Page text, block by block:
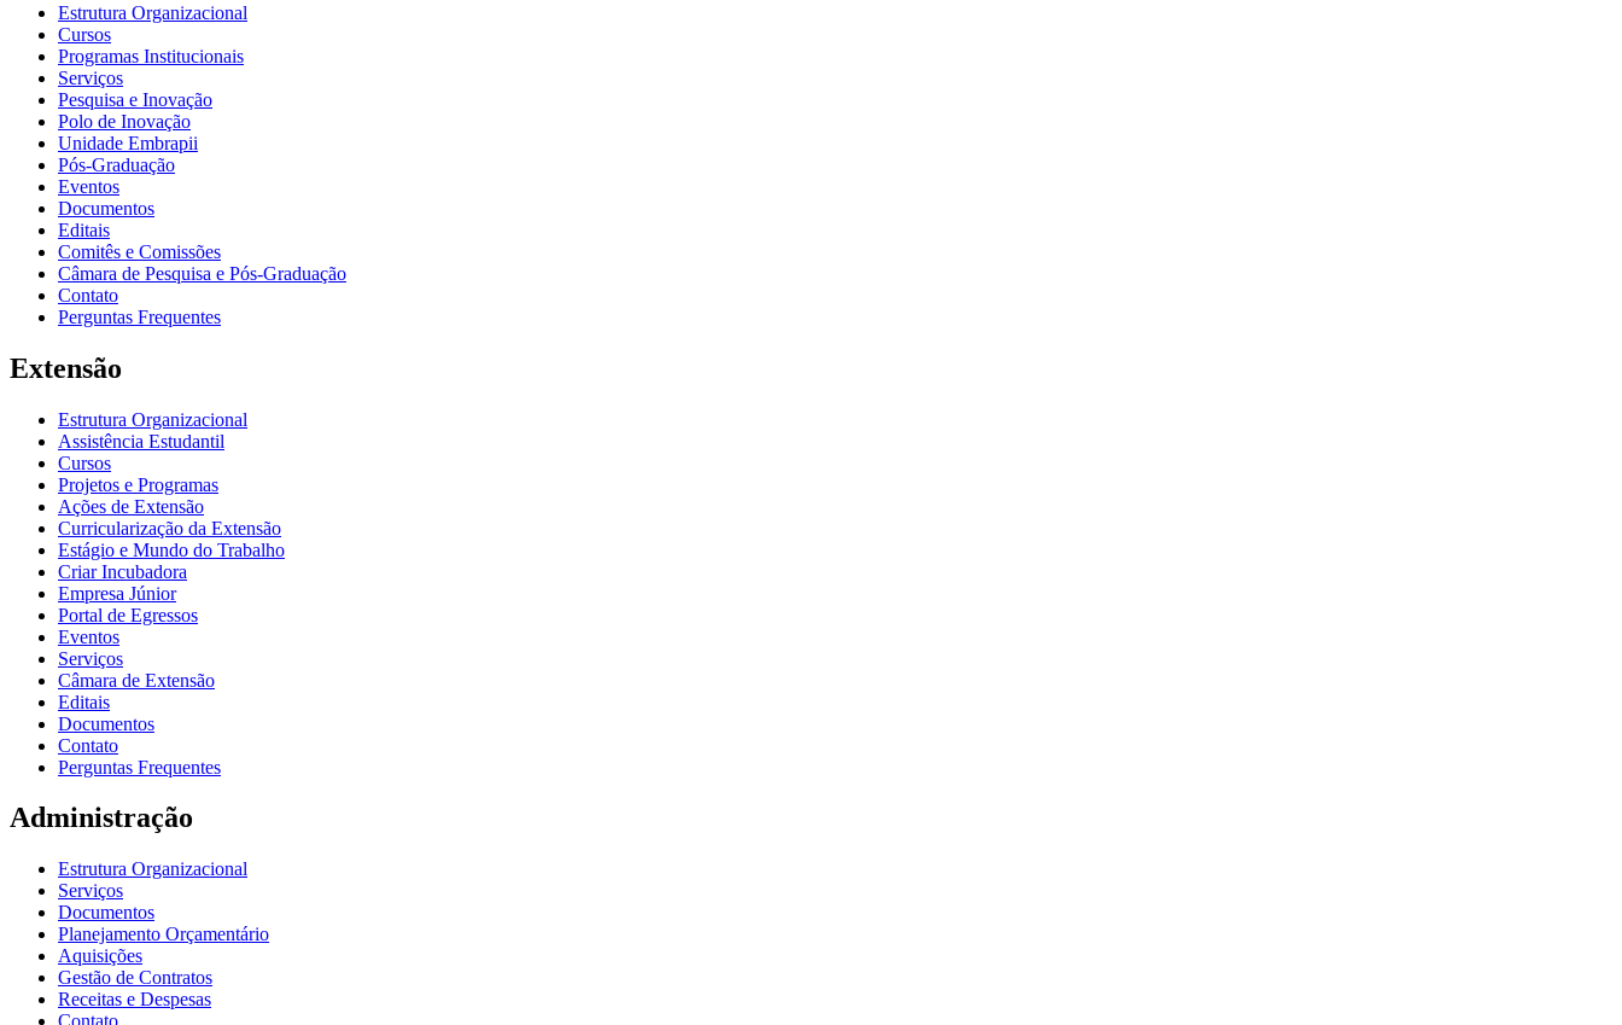
Estrutura Organizacional
Cursos
Programas Institucionais
Serviços
Pesquisa e Inovação
Polo de Inovação
Unidade Embrapii
Pós-Graduação
Eventos
Documentos
Editais
Comitês e Comissões
Câmara de Pesquisa e Pós-Graduação
Contato
Perguntas Frequentes
Extensão
Estrutura Organizacional
Assistência Estudantil
Cursos
Projetos e Programas
Ações de Extensão
Curricularização da Extensão
Estágio e Mundo do Trabalho
Criar Incubadora
Empresa Júnior
Portal de Egressos
Eventos
Serviços
Câmara de Extensão
Editais
Documentos
Contato
Perguntas Frequentes
Administração
Estrutura Organizacional
Serviços
Documentos
Planejamento Orçamentário
Aquisições
Gestão de Contratos
Receitas e Despesas